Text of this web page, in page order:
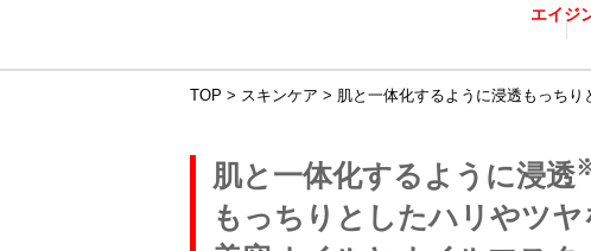
エイジ
TOP > スキンケア > 肌と一体化するように浸透もっち
肌と一体化するように浸透
もっちりとしたハリやツヤ